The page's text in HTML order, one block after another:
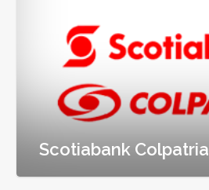
Scotiabank Colpatria